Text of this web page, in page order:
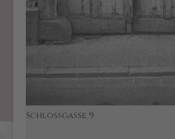
Schlossgasse 9